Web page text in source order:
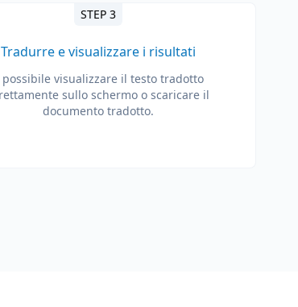
STEP 3
Tradurre e visualizzare i risultati
possibile visualizzare il testo tradotto
sullo schermo o scaricare il
documento tradotto.